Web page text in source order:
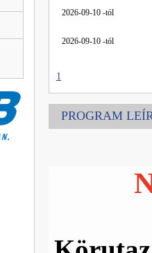
2026-09-10 -tól
2026-09-10 -tól
1
PROGRAM